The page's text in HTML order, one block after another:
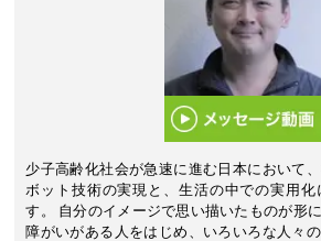
少子高齢化社会が急速に進む日本において
ボット技術の実現と、生活の中での実用化
す。 自分のイメージで思い描いたものが形
障がいがある人をはじめ、いろいろな人々